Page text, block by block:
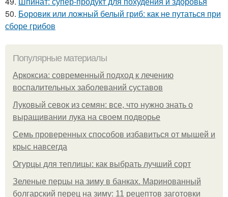
50. Боровик или ложный белый гриб: как не путаться при
сборе грибов
Популярные материалы
Аркоксиа: современный подход к лечению
воспалительных заболеваний суставов
Луковый севок из семян: все, что нужно знать о
выращивании лука на своем подворье
Семь проверенных способов избавиться от мышей и
крыс навсегда
Огурцы для теплицы: как выбрать лучший сорт
Зеленые перцы на зиму в банках. Маринованный
болгарский перец на зиму: 11 рецептов заготовки